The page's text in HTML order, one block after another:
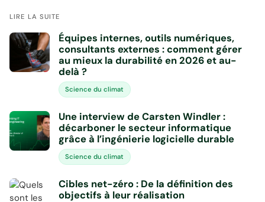
LIRE LA SUITE
Équipes internes, outils numériques,
consultants externes : comment gérer
au mieux la durabilité en 2026 et au-
delà ?
Science du climat
Une interview de Carsten Windler :
décarboner le secteur informatique
grâce à l’ingénierie logicielle durable
Science du climat
Cibles net-zéro : De la définition des
objectifs à leur réalisation